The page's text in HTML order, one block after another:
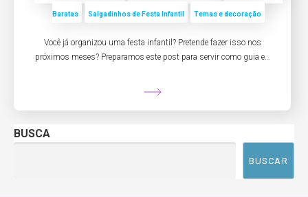
Baratas Salgadinhos de Festa Infantil Temas e decoração
Você já organizou uma festa infantil? Pretende fazer isso nos
próximos meses? Preparamos este post para servir como guia e…
BUSCA
BUSCAR